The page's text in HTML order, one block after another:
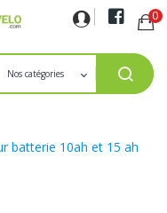
0
batterie 10ah et 15 ah